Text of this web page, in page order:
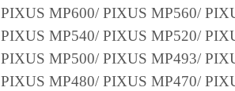
PIXUS MP600/ PIXUS MP560/
PIXUS MP540/ PIXUS MP520/
PIXUS MP500/ PIXUS MP493/
PIXUS MP480/ PIXUS MP470/